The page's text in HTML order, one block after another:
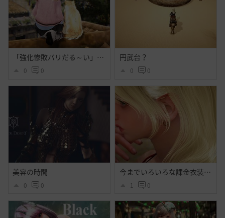
「強化惨敗バリだる～い」「・・・」
0 0
円武台？
0 0
美容の時間
0 0
今までいろいろな課金衣装出てそれなりに好きだったけど今回程心奪われた衣装はなかったよ・・大好きだよシトラス・・ハイセンス過ぎるよ黒砂漠☝️ぃえーぃ！
1 0